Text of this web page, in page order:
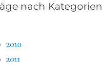
nach Kategorien
2010
2011